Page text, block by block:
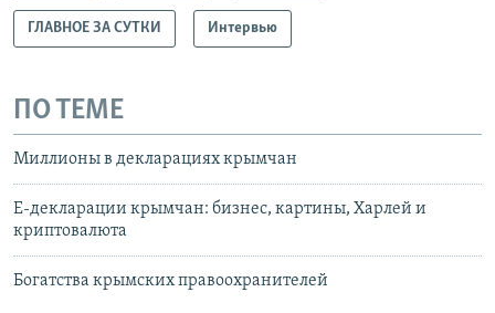
ГЛАВНОЕ ЗА СУТКИ Интервью
ПО ТЕМЕ
Миллионы в декларациях крымчан
Е-декларации крымчан: бизнес, картины, Харлей и
криптовалюта
Богатства крымских правоохранителей